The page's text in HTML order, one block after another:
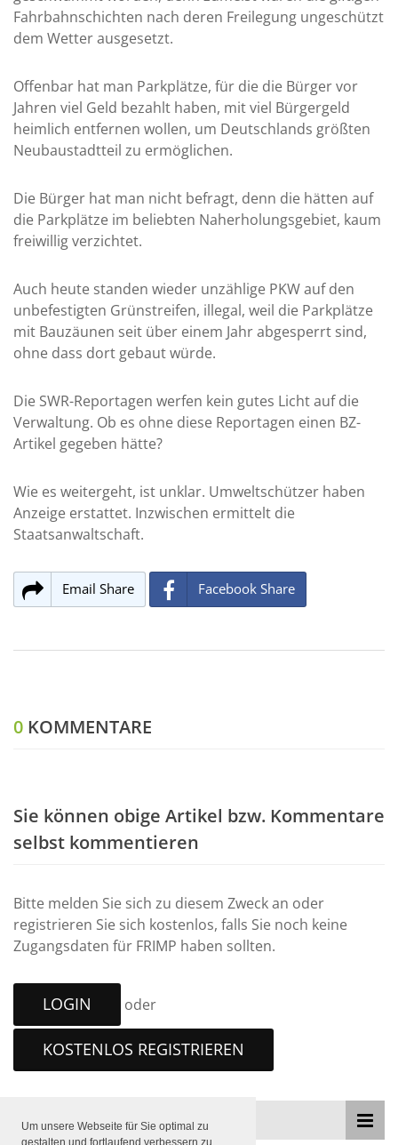
Um unsere Webseite für Sie optimal zu
gestalten und fortlaufend verbessern zu
Fahrbahnschichten nach deren Freilegung ungeschützt
dem Wetter ausgesetzt.
Offenbar hat man Parkplätze, für die die Bürger vor
Jahren viel Geld bezahlt haben, mit viel Bürgergeld
heimlich entfernen wollen, um Deutschlands größten
Neubaustadtteil zu ermöglichen.
Die Bürger hat man nicht befragt, denn die hätten auf
die Parkplätze im beliebten Naherholungsgebiet, kaum
freiwillig verzichtet.
Auch heute standen wieder unzählige PKW auf den
unbefestigten Grünstreifen, illegal, weil die Parkplätze
mit Bauzäunen seit über einem Jahr abgesperrt sind,
ohne dass dort gebaut würde.
Die SWR-Reportagen werfen kein gutes Licht auf die
Verwaltung. Ob es ohne diese Reportagen einen BZ-
Artikel gegeben hätte?
Wie es weitergeht, ist unklar. Umweltschützer haben
Anzeige erstattet. Inzwischen ermittelt die
Staatsanwaltschaft.
Email Share Facebook Share
0 KOMMENTARE
Sie können obige Artikel bzw. Kommentare
selbst kommentieren
Bitte melden Sie sich zu diesem Zweck an oder
registrieren Sie sich kostenlos, falls Sie noch keine
Zugangsdaten für FRIMP haben sollten.
LOGIN oder
KOSTENLOS REGISTRIEREN
THEMEN